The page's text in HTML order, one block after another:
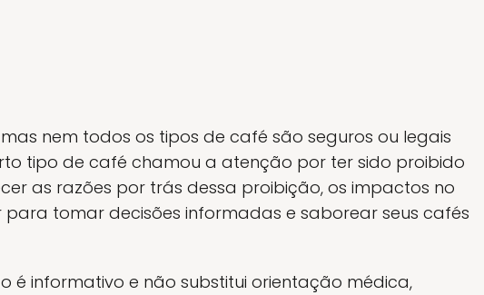
nem todos os tipos de café são seguros ou legais
tipo de café chamou a atenção por ter sido proibido
as razões por trás dessa proibição, os impactos no
tomar decisões informadas e saborear seus cafés
é informativo e não substitui orientação médica,